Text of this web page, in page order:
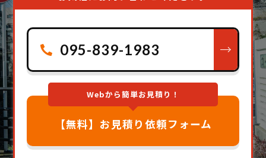
095-839-1983
Webから簡単お見積り！
【無料】お見積り依頼フォーム